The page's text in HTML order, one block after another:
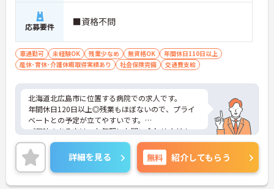
応募要件 ■資格不問
車通勤可 未経験OK 残業少なめ 無資格OK
年間休日110日以上
産休･育休･介護休暇取得実績あり
社会保険完備 交通費支給
北海道北広島市に位置する病院での求人です。
年間休日120日以上◎残業もほぼないので、プライ
ベートとの予定が立てやすいです。
ご興味のある方は、お気軽にお問い合わせくださ
い。
詳細を見る 無料 紹介してもらう